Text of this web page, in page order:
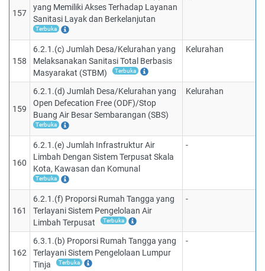
157
yang Memiliki Akses Terhadap Layanan
Sanitasi Layak dan Berkelanjutan
Terbuka
158
6.2.1.(c) Jumlah Desa/Kelurahan yang
Melaksanakan Sanitasi Total Berbasis
Masyarakat (STBM)
Terbuka
Kelurahan
159
6.2.1.(d) Jumlah Desa/Kelurahan yang
Open Defecation Free (ODF)/Stop
Buang Air Besar Sembarangan (SBS)
Terbuka
Kelurahan
160
6.2.1.(e) Jumlah Infrastruktur Air
Limbah Dengan Sistem Terpusat Skala
Kota, Kawasan dan Komunal
Terbuka
-
161
6.2.1.(f) Proporsi Rumah Tangga yang
Terlayani Sistem Pengelolaan Air
Limbah Terpusat
Terbuka
-
162
6.3.1.(b) Proporsi Rumah Tangga yang
Terlayani Sistem Pengelolaan Lumpur
Tinja
Terbuka
-